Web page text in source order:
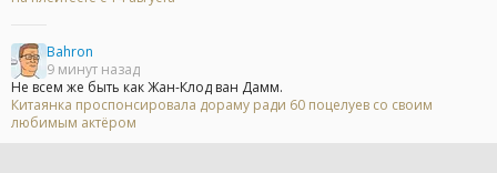
Bahron
9 минут назад
Не всем же быть как Жан-Клод ван Дамм.
Китаянка проспонсировала дораму ради 60 поцелуев со своим
любимым актёром